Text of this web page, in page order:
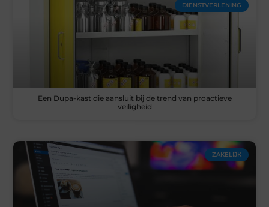
DIENSTVERLENING
Een Dupa-kast die aansluit bij de trend van proactieve
veiligheid
ZAKELIJK